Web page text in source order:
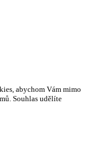
abychom Vám mimo
Souhlas udělíte